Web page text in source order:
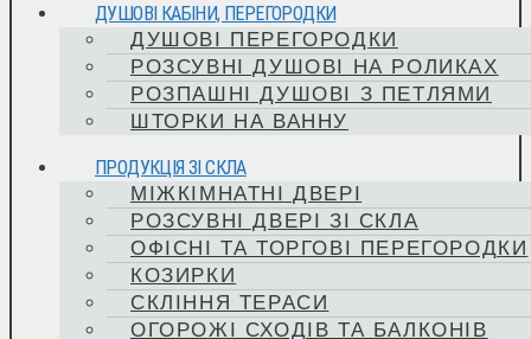
ДУШОВІ КАБІНИ, ПЕРЕГОРОДКИ
ДУШОВІ ПЕРЕГОРОДКИ
РОЗСУВНІ ДУШОВІ НА РОЛИКАХ
РОЗПАШНІ ДУШОВІ З ПЕТЛЯМИ
ШТОРКИ НА ВАННУ
ПРОДУКЦІЯ ЗІ СКЛА
МІЖКІМНАТНІ ДВЕРІ
РОЗСУВНІ ДВЕРІ ЗІ СКЛА
ОФІСНІ ТА ТОРГОВІ ПЕРЕГОРОДКИ
КОЗИРКИ
СКЛІННЯ ТЕРАСИ
ОГОРОЖІ СХОДІВ ТА БАЛКОНІВ